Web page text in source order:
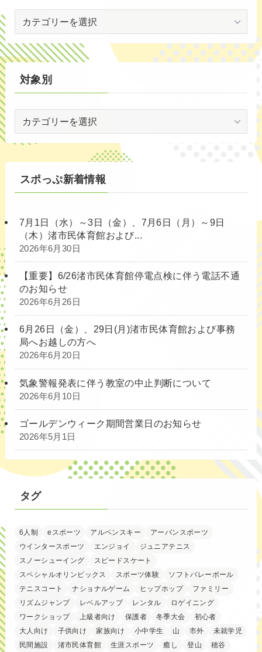
別
対象別
別
スポっぷ新着情報
7月1日（水）～3日（金）、7月6日（月）～9日
（木）渚市民体育館および...
2026年6月30日
【重要】6/26渚市民体育館停電点検に伴う電話不通
のお知らせ
2026年6月26日
6月26日（金）、29日(月)渚市民体育館および事務
局へお越しの方へ
2026年6月20日
気象警報発表に伴う教室の中止判断について
2026年6月10日
ゴールデンウィーク期間営業日のお知らせ
2026年5月1日
タグ
6人制 eスポーツ アルペンスキー
アーバンスポーツ
ウインタースポーツ
エンジョイ
ジュニアテニス
スノーシューイング
スピードスケート
スペシャルオリンピックス
スポーツ体験
ソフトバレーボール
テニスコート
ナショナルゲーム ヒップホップ
ファミリー
リズムジャンプ
レベルアップ レンタル
ロゲイニング
ワークショップ
上級者向け 保護者 冬季大会
初心者
大人向け
子供向け 家族向け 小中学生 山 市外
未就学児
民間施設
渚市民体育館 生涯スポーツ 癒し 登山 穂谷